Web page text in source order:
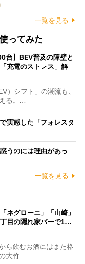
一覧を見る
ってみた
台】BEV普及の障壁と
充電のストレス」解
）シフト」の潮流も、
る。…
実感した「フォレスタ
うのには理由があっ
一覧を見る
ネグローニ」「山崎」
丁目の隠れ家バーで1…
ら飲むお酒にはまた格
大竹…